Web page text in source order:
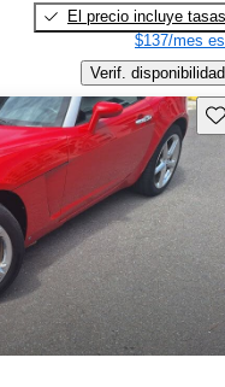
El precio incluye tasas
$137/mes
Verif. disponibilidad